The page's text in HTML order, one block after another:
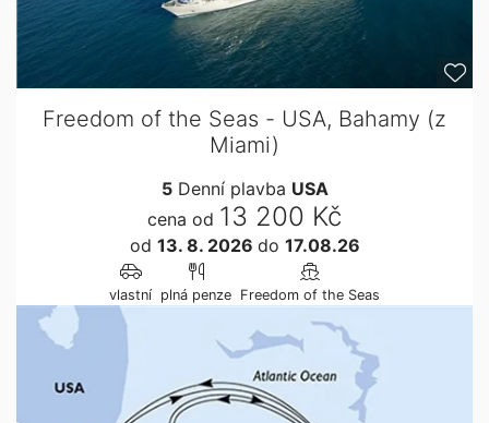
Freedom of the Seas - USA, Bahamy (z
Miami)
5Denní plavba USA
cena od 13 200 Kč
od 13. 8. 2026 do 17.08.26
vlastní plná penze Freedom of the Seas